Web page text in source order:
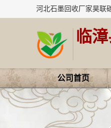
临
公司首页